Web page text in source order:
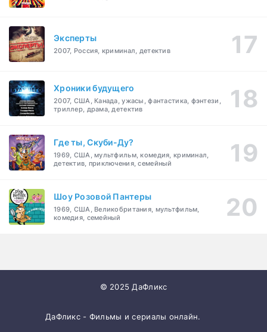
Эксперты
2007, Россия, криминал, детектив
Хроники будущего
2007, США, Канада, ужасы, фантастика, фэнтези,
триллер, драма, детектив
Где ты, Скуби-Ду?
1969, США, мультфильм, комедия, криминал,
детектив, приключения, семейный
Шоу Розовой Пантеры
1969, США, Великобритания, мультфильм,
комедия, семейный
© 2025 ДаФликс
ДаФликс - Фильмы и сериалы онлайн.